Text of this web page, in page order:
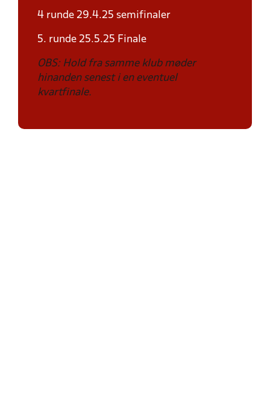
4 runde 29.4.25 semifinaler
5. runde 25.5.25 Finale
OBS: Hold fra samme klub møder
hinanden senest i en eventuel
kvartfinale.